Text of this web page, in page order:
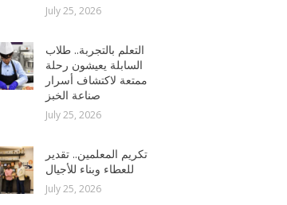
July 25, 2026
التعلم بالتجربة.. طلاب
السابلة يعيشون رحلة
ممتعة لاكتشاف أسرار
صناعة الخبز
July 25, 2026
تكريم المعلمين.. تقدير
للعطاء وبناء للأجيال
July 25, 2026